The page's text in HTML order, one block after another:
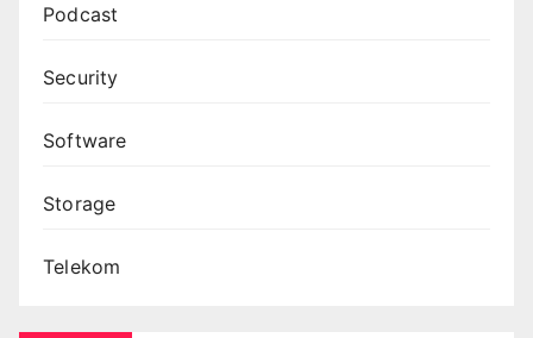
Podcast
Security
Software
Storage
Telekom